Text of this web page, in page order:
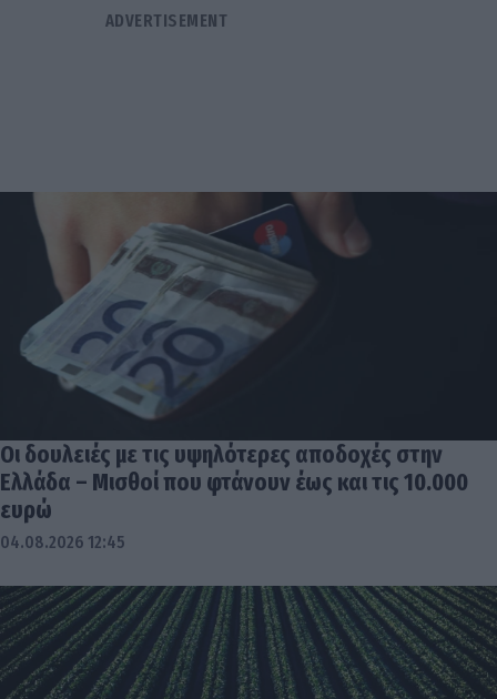
Οι δουλειές με τις υψηλότερες αποδοχές στην
Ελλάδα – Μισθοί που φτάνουν έως και τις 10.000
ευρώ
04.08.2026 12:45